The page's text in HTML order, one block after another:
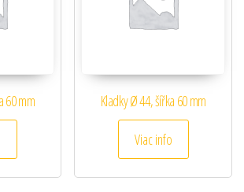
60 mm Kladky Ø 44, šířka 60 mm
Viac info